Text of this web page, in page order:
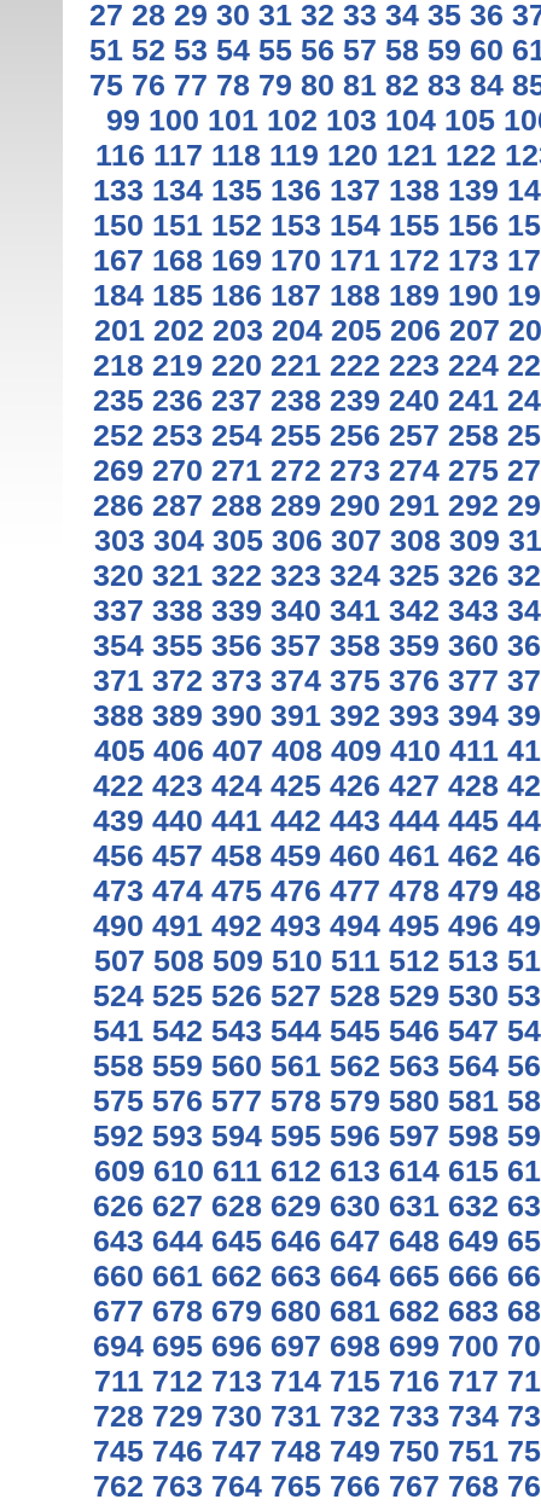
27 28 29 30 31 32 33 34 35 36
51 52 53 54 55 56 57 58 59 60
75 76 77 78 79 80 81 82 83 84
99 100 101 102 103 104 105
116 117 118 119 120 121 122
133 134 135 136 137 138 139
150 151 152 153 154 155 156
167 168 169 170 171 172 173
184 185 186 187 188 189 190
201 202 203 204 205 206 207
218 219 220 221 222 223 224
235 236 237 238 239 240 241
252 253 254 255 256 257 258
269 270 271 272 273 274 275
286 287 288 289 290 291 292
303 304 305 306 307 308 309
320 321 322 323 324 325 326
337 338 339 340 341 342 343
354 355 356 357 358 359 360
371 372 373 374 375 376 377
388 389 390 391 392 393 394
405 406 407 408 409 410 411
422 423 424 425 426 427 428
439 440 441 442 443 444 445
456 457 458 459 460 461 462
473 474 475 476 477 478 479
490 491 492 493 494 495 496
507 508 509 510 511 512 513
524 525 526 527 528 529 530
541 542 543 544 545 546 547
558 559 560 561 562 563 564
575 576 577 578 579 580 581
592 593 594 595 596 597 598
609 610 611 612 613 614 615
626 627 628 629 630 631 632
643 644 645 646 647 648 649
660 661 662 663 664 665 666
677 678 679 680 681 682 683
694 695 696 697 698 699 700
711 712 713 714 715 716 717
728 729 730 731 732 733 734
745 746 747 748 749 750 751
762 763 764 765 766 767 768